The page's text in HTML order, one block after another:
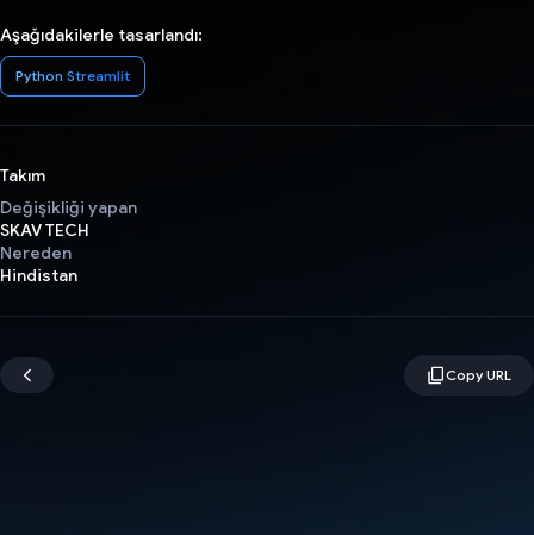
Aşağıdakilerle tasarlandı:
Python Streamlit
Takım
Değişikliği yapan
SKAV TECH
Nereden
Hindistan